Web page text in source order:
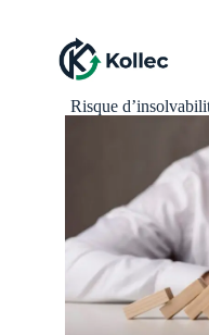
Risque